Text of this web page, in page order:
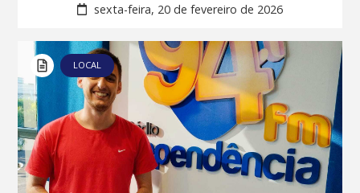
sexta-feira, 20 de fevereiro de 2026
LOCAL